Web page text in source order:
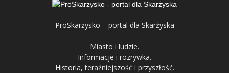
ProSkarżysko – portal dla Skarżyska
Miasto i ludzie.
Informacje i rozrywka.
Historia, teraźniejszość i przyszłość.